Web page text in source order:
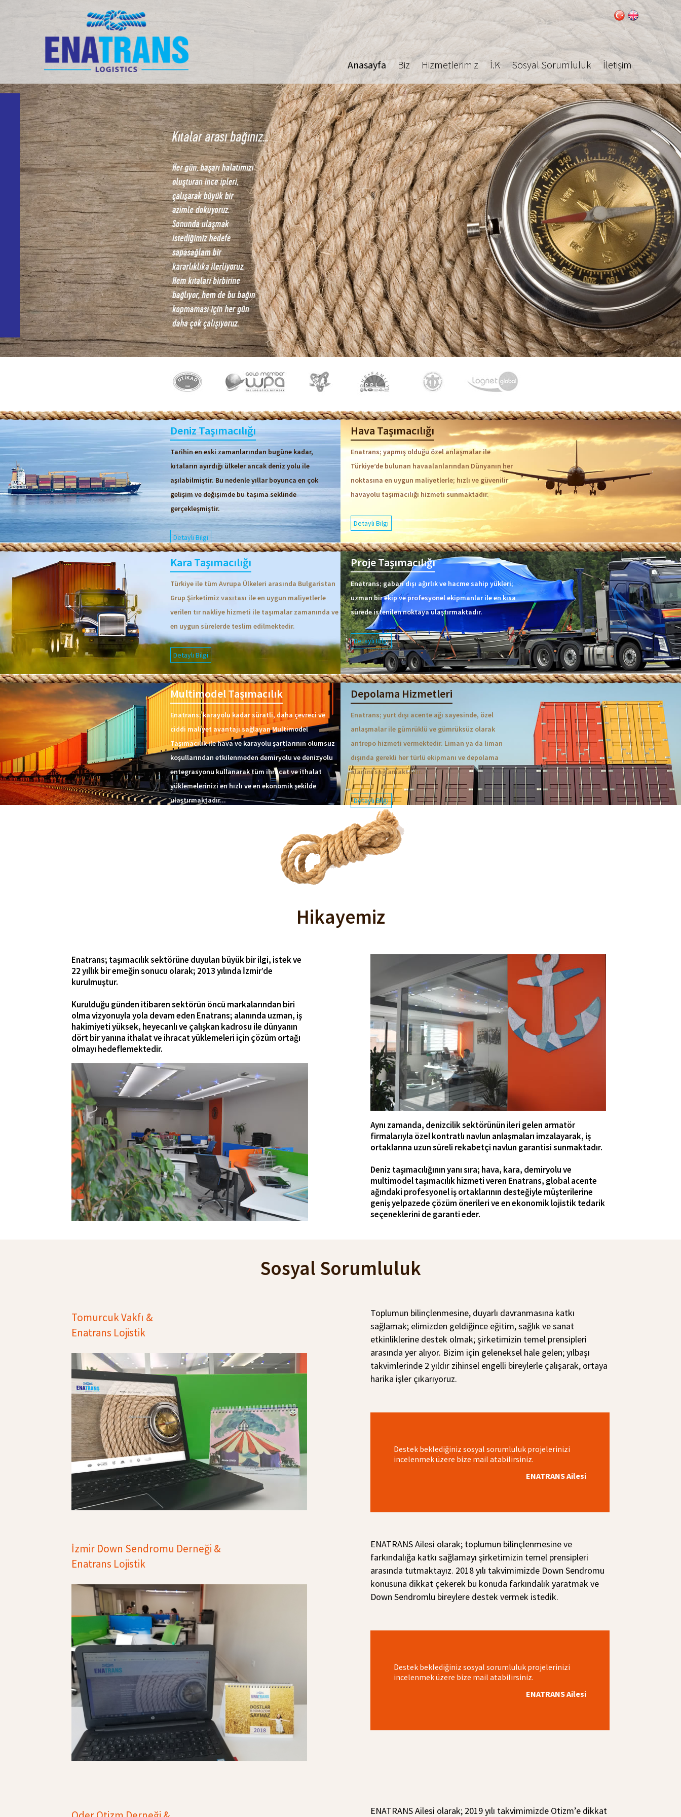
Anasayfa Biz Hizmetlerimiz İ.K Sosyal Sorumluluk İletişim
Deniz Taşımacılığı
Tarihin en eski zamanlarından bugüne kadar,
kıtaların ayırdığı ülkeler ancak deniz yolu ile
aşılabilmiştir. Bu nedenle yıllar boyunca en çok
gelişim ve değişimde bu taşıma seklinde
gerçekleşmiştir.
Detaylı Bilgi
Hava Taşımacılığı
Enatrans; yapmış olduğu özel anlaşmalar ile
Türkiye’de bulunan havaalanlarından Dünyanın her
noktasına en uygun maliyetlerle; hızlı ve güvenilir
havayolu taşımacılığı hizmeti sunmaktadır.
Detaylı Bilgi
Kara Taşımacılığı
Türkiye ile tüm Avrupa Ülkeleri arasında Bulgaristan
Grup Şirketimiz vasıtası ile en uygun maliyetlerle
verilen tır nakliye hizmeti ile taşımalar zamanında ve
en uygun sürelerde teslim edilmektedir.
Detaylı Bilgi
Proje Taşımacılığı
Enatrans; gabari dışı ağırlık ve hacme sahip yükleri;
uzman bir ekip ve profesyonel ekipmanlar ile en kısa
sürede istenilen noktaya ulaştırmaktadır.
Detaylı Bilgi
Multimodel Taşımacılık
Enatrans; karayolu kadar süratli, daha çevreci ve
ciddi maliyet avantajı sağlayan Multimodel
Taşımacılık ile hava ve karayolu şartlarının olumsuz
koşullarından etkilenmeden demiryolu ve denizyolu
entegrasyonu kullanarak tüm ihracat ve ithalat
yüklemelerinizi en hızlı ve en ekonomik şekilde
ulaştırmaktadır...
Depolama Hizmetleri
Enatrans; yurt dışı acente ağı sayesinde, özel
anlaşmalar ile gümrüklü ve gümrüksüz olarak
antrepo hizmeti vermektedir. Liman ya da liman
dışında gerekli her türlü ekipmanı ve depolama
alanını sağlamaktadır.
Detaylı Bilgi
Hikayemiz
Enatrans; taşımacılık sektörüne duyulan büyük bir ilgi, istek ve
22 yıllık bir emeğin sonucu olarak; 2013 yılında İzmir’de
kurulmuştur.
Kurulduğu günden itibaren sektörün öncü markalarından biri
olma vizyonuyla yola devam eden Enatrans; alanında uzman, iş
hakimiyeti yüksek, heyecanlı ve çalışkan kadrosu ile dünyanın
dört bir yanına ithalat ve ihracat yüklemeleri için çözüm ortağı
olmayı hedeflemektedir.
Aynı zamanda, denizcilik sektörünün ileri gelen armatör
firmalarıyla özel kontratlı navlun anlaşmaları imzalayarak, iş
ortaklarına uzun süreli rekabetçi navlun garantisi sunmaktadır.
Deniz taşımacılığının yanı sıra; hava, kara, demiryolu ve
multimodel taşımacılık hizmeti veren Enatrans, global acente
ağındaki profesyonel iş ortaklarının desteğiyle müşterilerine
geniş yelpazede çözüm önerileri ve en ekonomik lojistik tedarik
seçeneklerini de garanti eder.
Sosyal Sorumluluk
Tomurcuk Vakfı &
Enatrans Lojistik
Toplumun bilinçlenmesine, duyarlı davranmasına katkı
sağlamak; elimizden geldiğince eğitim, sağlık ve sanat
etkinliklerine destek olmak; şirketimizin temel prensipleri
arasında yer alıyor. Bizim için geleneksel hale gelen; yılbaşı
takvimlerinde 2 yıldır zihinsel engelli bireylerle çalışarak, ortaya
harika işler çıkarıyoruz.
Destek beklediğiniz sosyal sorumluluk projelerinizi
incelenmek üzere bize mail atabilirsiniz.
ENATRANS Ailesi
İzmir Down Sendromu Derneği &
Enatrans Lojistik
ENATRANS Ailesi olarak; toplumun bilinçlenmesine ve
farkındalığa katkı sağlamayı şirketimizin temel prensipleri
arasında tutmaktayız. 2018 yılı takvimimizde Down Sendromu
konusuna dikkat çekerek bu konuda farkındalık yaratmak ve
Down Sendromlu bireylere destek vermek istedik.
Destek beklediğiniz sosyal sorumluluk projelerinizi
incelenmek üzere bize mail atabilirsiniz.
ENATRANS Ailesi
ENATRANS Ailesi olarak; 2019 yılı takvimimizde Otizm’e dikkat